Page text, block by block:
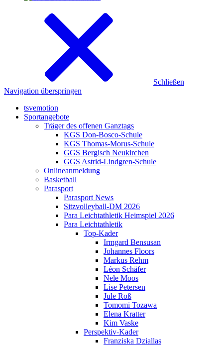
Schließen
Navigation überspringen
tsvemotion
Sportangebote
Träger des offenen Ganztags
KGS Don-Bosco-Schule
KGS Thomas-Morus-Schule
GGS Bergisch Neukirchen
GGS Astrid-Lindgren-Schule
Onlineanmeldung
Basketball
Parasport
Parasport News
Sitzvolleyball-DM 2026
Para Leichtathletik Heimspiel 2026
Para Leichtathletik
Top-Kader
Irmgard Bensusan
Johannes Floors
Markus Rehm
Léon Schäfer
Nele Moos
Lise Petersen
Jule Roß
Tomomi Tozawa
Elena Kratter
Kim Vaske
Perspektiv-Kader
Franziska Dziallas